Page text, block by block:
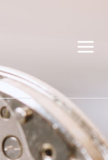
理
ー
チ職